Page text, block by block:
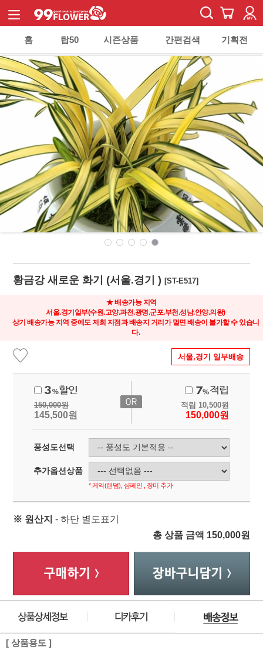
홈 탑50 시즌상품 간편검색 기획전
황금강 새로운 화기 (서울.경기 )[ST-E517]
★배송가능 지역
서울.경기일부(수원.고양.과천.광명.군포.부천.성남.안양.의왕)
상기 배송가능 지역 중에도 저희 지점과 배송지 거리가 멀면 배송이 불가할 수 있습니
다.
서울,경기 일부배송
150,000원
145,500원
적립 10,500원
150,000원
풍성도선택
추가옵션상품
* 케익(랜덤), 샴페인 , 장미 추가
※ 원산지 - 하단 별도표기
총 상품 금액 150,000원
[ 상품용도 ]